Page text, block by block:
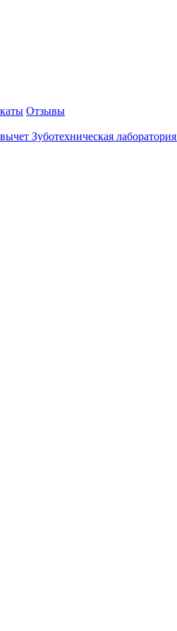
Отзывы
Зуботехническая лаборатория